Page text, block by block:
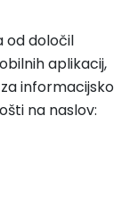
od določil
aplikacij,
informacijsko
na naslov: